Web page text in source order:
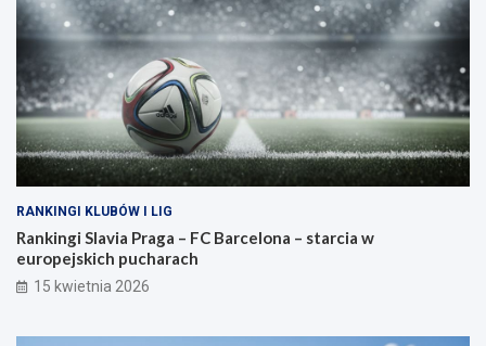
RANKINGI KLUBÓW I LIG
Rankingi Slavia Praga – FC Barcelona – starcia w
europejskich pucharach
15 kwietnia 2026